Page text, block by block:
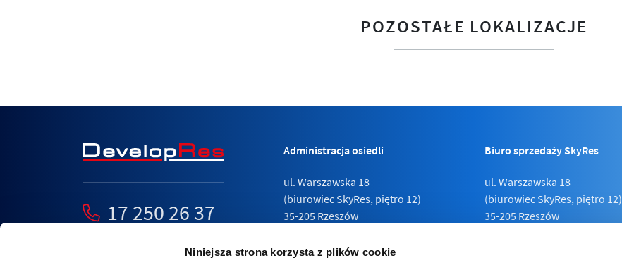
Niniejsza strona korzysta z plików cookie
POZOSTAŁE LOKALIZACJE
17 250 26 37
Administracja osiedli
ul. Warszawska 18
(biurowiec SkyRes, piętro 12)
35-205 Rzeszów
17 789 19 87
Biuro sprzedaży SkyRes
ul. Warszawska 18
(biurowiec SkyRes, piętro 12)
35-205 Rzeszów